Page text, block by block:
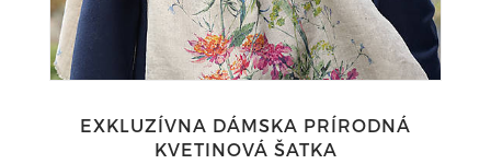
EXKLUZÍVNA DÁMSKA PRÍRODNÁ
KVETINOVÁ ŠATKA